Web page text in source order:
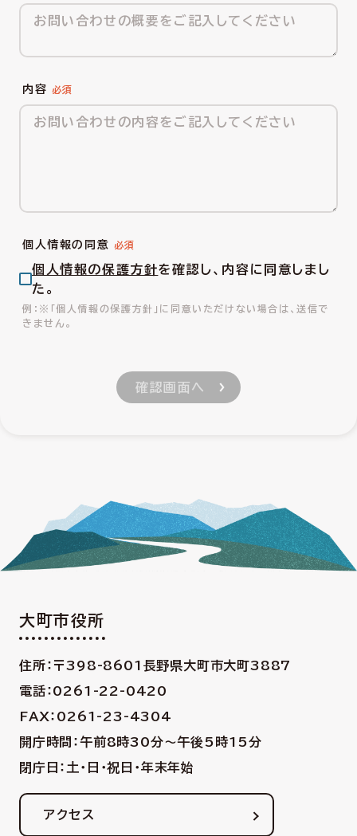
内容
個人情報の同意
個人情報の保護方針を確認し、内容に同意しまし
た。
※「個人情報の保護方針」に同意いただけない場合は、送信で
きません。
大町市役所
住所：〒398-8601 長野県大町市大町3887
電話：0261-22-0420
FAX：0261-23-4304
開庁時間：午前8時30分〜午後5時15分
閉庁日：土・日・祝日・年末年始
アクセス